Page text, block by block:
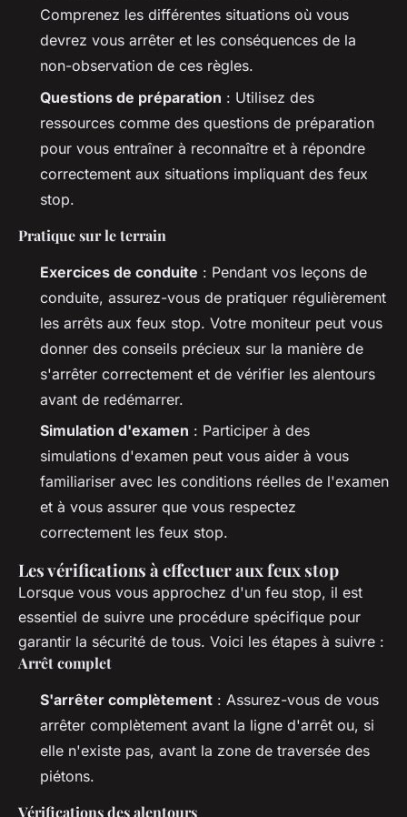
Comprenez les différentes situations où vous
devrez vous arrêter et les conséquences de la
non-observation de ces règles.
Questions de préparation : Utilisez des
ressources comme des questions de préparation
pour vous entraîner à reconnaître et à répondre
correctement aux situations impliquant des feux
stop.
Pratique sur le terrain
Exercices de conduite : Pendant vos leçons de
conduite, assurez-vous de pratiquer régulièrement
les arrêts aux feux stop. Votre moniteur peut vous
donner des conseils précieux sur la manière de
s'arrêter correctement et de vérifier les alentours
avant de redémarrer.
Simulation d'examen : Participer à des
simulations d'examen peut vous aider à vous
familiariser avec les conditions réelles de l'examen
et à vous assurer que vous respectez
correctement les feux stop.
Les vérifications à effectuer aux feux stop
Lorsque vous vous approchez d'un feu stop, il est
essentiel de suivre une procédure spécifique pour
garantir la sécurité de tous. Voici les étapes à suivre :
Arrêt complet
S'arrêter complètement : Assurez-vous de vous
arrêter complètement avant la ligne d'arrêt ou, si
elle n'existe pas, avant la zone de traversée des
piétons.
Vérifications des alentours